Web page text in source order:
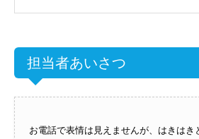
担当者あいさつ
お電話で表情は見えませんが、はきはき